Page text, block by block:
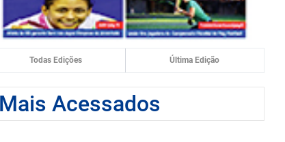
Todas Edições Última Edição
Mais Acessados